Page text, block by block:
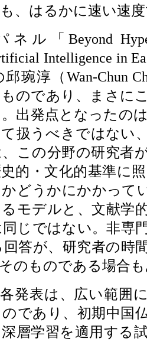
、はるかに速い速
ネル「Beyond
Intelligence in
琬淳（Wan-Chun
のであり、まさに
出発点となったの
扱うべきではない
この分野の研究者
的・文化的基準に
どうかにかかって
モデルと、文献学
じではない。非専
答が、研究者の時
のものである場合
発表は、広い範囲
であり、初期中国
層学習を適用する